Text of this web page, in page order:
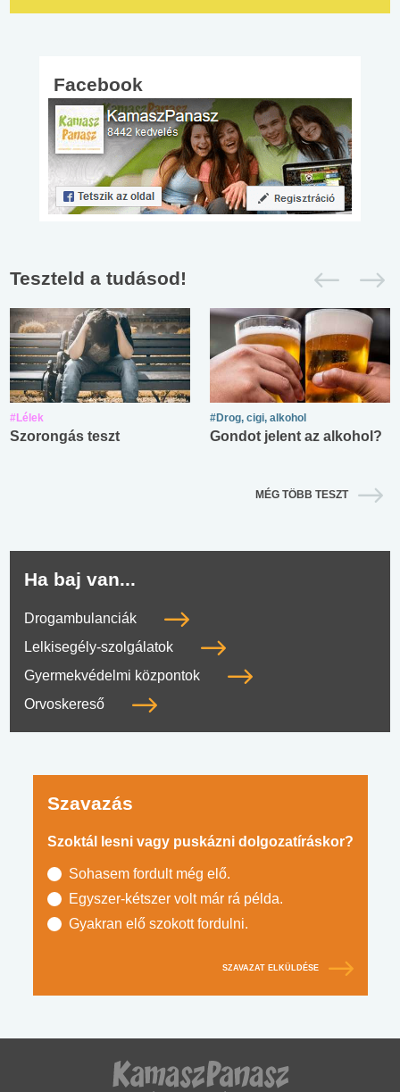
Facebook
Teszteld a tudásod!
#Lélek
Szorongás teszt
#Drog, cigi, alkohol
Gondot jelent az alkohol?
MÉG TÖBB TESZT
Ha baj van...
Drogambulanciák
Lelkisegély-szolgálatok
Gyermekvédelmi központok
Orvoskereső
Szavazás
Szoktál lesni vagy puskázni dolgozatíráskor?
Sohasem fordult még elő.
Egyszer-kétszer volt már rá példa.
Gyakran elő szokott fordulni.
SZAVAZAT ELKÜLDÉSE